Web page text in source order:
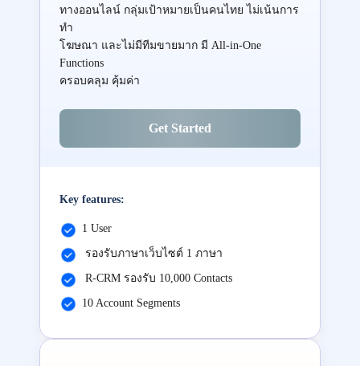
ทางออนไลน์ กลุ่มเป้าหมายเป็นคนไทย ไม่เน้นการ
ทำ
โฆษณา และไม่มีทีมขายมาก มี All-in-One
Functions
ครอบคลุม คุ้มค่า
Get Started
Key features:
1 User
รองรับภาษาเว็บไซต์ 1 ภาษา
R-CRM รองรับ 10,000 Contacts
10 Account Segments